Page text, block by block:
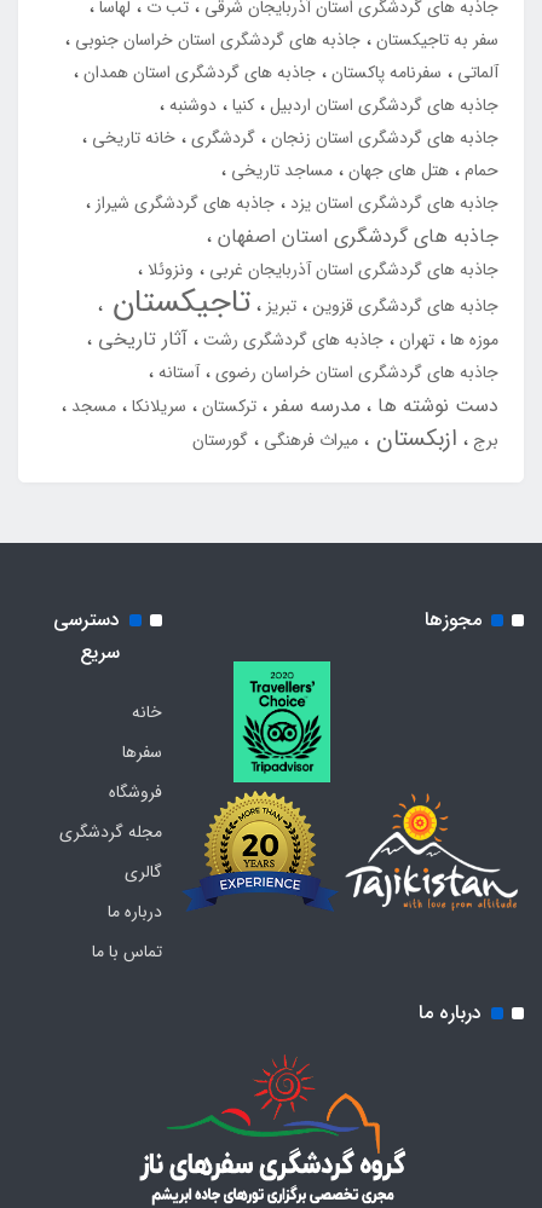
جاذبه های گردشگری استان آذربایجان شرقی
تب ت
لهاسا
سفر به تاجیکستان جاذبه های گردشگری استان خراسان جنوبی
آلماتی
سفرنامه پاکستان جاذبه های گردشگری استان همدان
جاذبه های گردشگری استان اردبیل کنیا دوشنبه
جاذبه های گردشگری استان زنجان گردشگری خانه تاریخی
حمام هتل های جهان مساجد تاریخی
جاذبه های گردشگری استان یزد
جاذبه های گردشگری شیراز
جاذبه های گردشگری استان اصفهان
جاذبه های گردشگری استان آذربایجان غربی
ونزوئلا
جاذبه های گردشگری قزوین تبریز تاجیکستان
موزه ها تهران جاذبه های گردشگری رشت آثار تاریخی
جاذبه های گردشگری استان خراسان رضوی آستانه
دست نوشته ها مدرسه سفر ترکستان سریلانکا مسجد
برج
ازبکستان میراث فرهنگی گورستان
مجوزها
دسترسی
سریع
خانه
سفرها
فروشگاه
مجله گردشگری
گالری
درباره ما
تماس با ما
درباره ما